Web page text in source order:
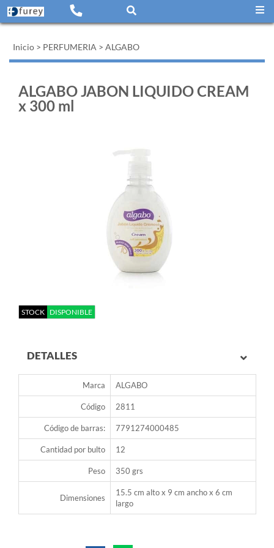
Inicio > PERFUMERIA > ALGABO
ALGABO JABON LIQUIDO CREAM
x 300 ml
STOCK DISPONIBLE
DETALLES
Marca ALGABO
Código 2811
Código de barras: 7791274000485
Cantidad por bulto 12
Peso 350 grs
Dimensiones
15.5 cm alto x 9 cm ancho x 6 cm
largo